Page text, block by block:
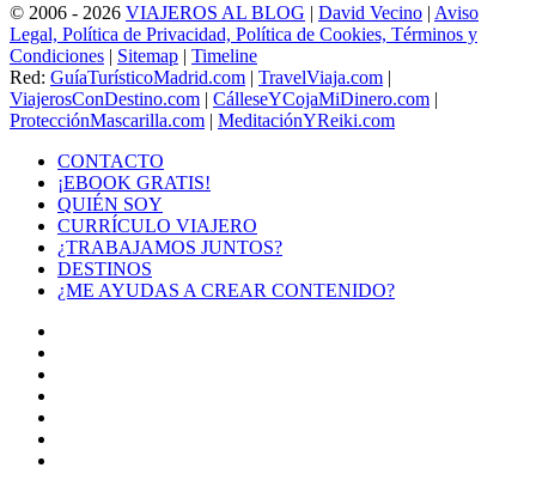
© 2006 - 2026 VIAJEROS AL BLOG | David Vecino | Aviso
Legal, Política de Privacidad, Política de Cookies, Términos y
Condiciones | Sitemap | Timeline
Red: GuíaTurísticoMadrid.com | TravelViaja.com |
ViajerosConDestino.com | CálleseYCojaMiDinero.com |
ProtecciónMascarilla.com | MeditaciónYReiki.com
CONTACTO
¡EBOOK GRATIS!
QUIÉN SOY
CURRÍCULO VIAJERO
¿TRABAJAMOS JUNTOS?
DESTINOS
¿ME AYUDAS A CREAR CONTENIDO?